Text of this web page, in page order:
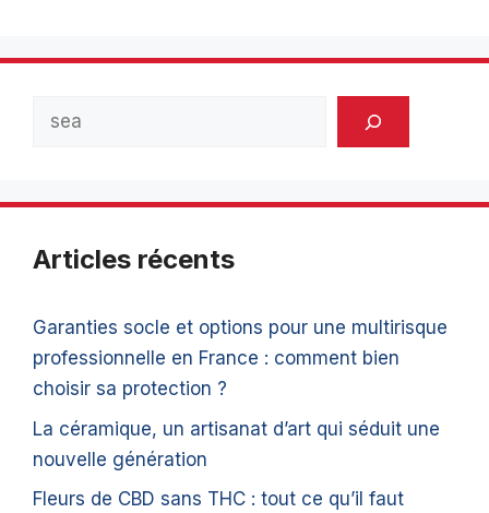
Articles récents
Garanties socle et options pour une multirisque
professionnelle en France : comment bien
choisir sa protection ?
La céramique, un artisanat d’art qui séduit une
nouvelle génération
Fleurs de CBD sans THC : tout ce qu’il faut